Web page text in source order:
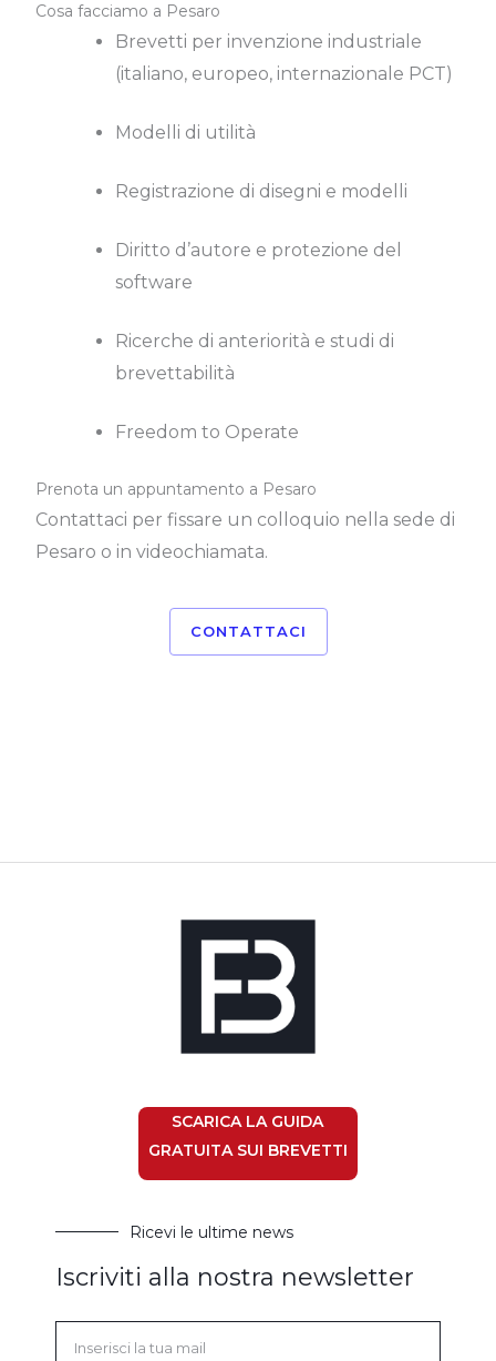
Cosa facciamo a Pesaro
Brevetti per invenzione industriale
(italiano, europeo, internazionale PCT)
Modelli di utilità
Registrazione di disegni e modelli
Diritto d’autore e protezione del
software
Ricerche di anteriorità e studi di
brevettabilità
Freedom to Operate
Prenota un appuntamento a Pesaro
Contattaci per fissare un colloquio nella sede di
Pesaro o in videochiamata.
CONTATTACI
SCARICA LA GUIDA
GRATUITA SUI BREVETTI
Ricevi le ultime news
Iscriviti alla nostra newsletter